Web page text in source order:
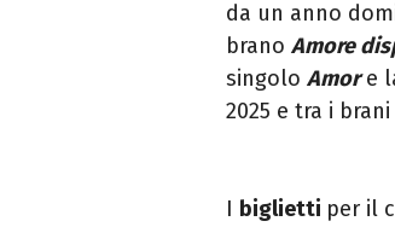
da un anno
brano Amore
singolo Amore
2025 e tra i
I biglietti per il